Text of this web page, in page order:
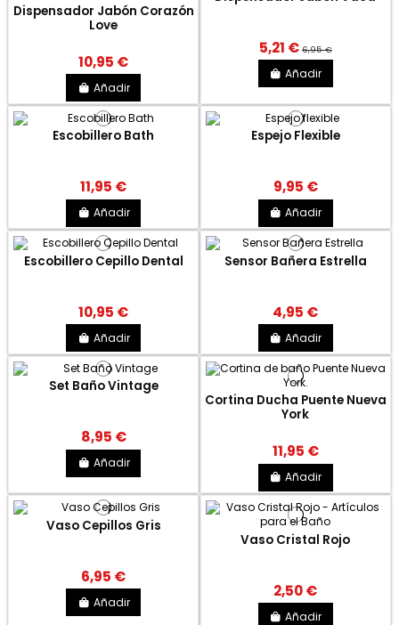
Dispensador Jabón Corazón
Love
10,95 €
Añadir
5,21 € 6,95 €
Añadir
Escobillero Bath
11,95 €
Añadir
Espejo Flexible
9,95 €
Añadir
Escobillero Cepillo Dental
10,95 €
Añadir
Sensor Bañera Estrella
4,95 €
Añadir
Set Baño Vintage
8,95 €
Añadir
Cortina Ducha Puente Nueva
York
11,95 €
Añadir
Vaso Cepillos Gris
6,95 €
Añadir
Vaso Cristal Rojo
2,50 €
Añadir